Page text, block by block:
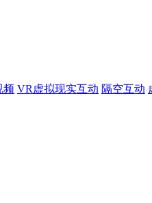
频 VR虚拟现实互动 隔空互动